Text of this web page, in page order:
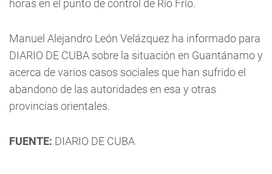
horas en el punto de control de Río Frío.
Manuel Alejandro León Velázquez ha informado para
DIARIO DE CUBA sobre la situación en Guantánamo y
acerca de varios casos sociales que han sufrido el
abandono de las autoridades en esa y otras
provincias orientales.
FUENTE: DIARIO DE CUBA